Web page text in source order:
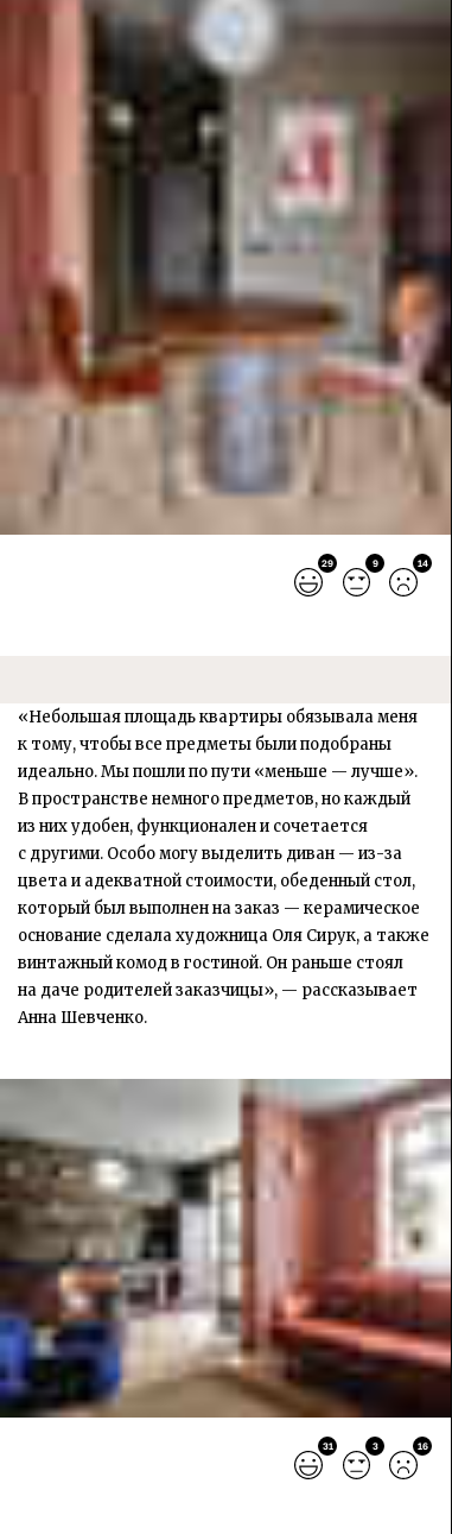
29 9 14
«Небольшая площадь квартиры обязывала меня
к тому, чтобы все предметы были подобраны
идеально. Мы пошли по пути «меньше — лучше».
В пространстве немного предметов, но каждый
из них удобен, функционален и сочетается
с другими. Особо могу выделить диван — из-за
цвета и адекватной стоимости, обеденный стол,
который был выполнен на заказ — керамическое
основание сделала художница Оля Сирук, а также
винтажный комод в гостиной. Он раньше стоял
на даче родителей заказчицы», — рассказывает
Анна Шевченко.
31 3 16